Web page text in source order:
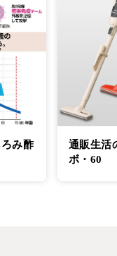
み酢
通販生活
ボ・60